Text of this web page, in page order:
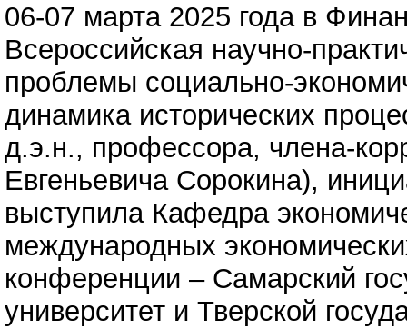
06-07 марта 2025 года в
Всероссийская научно-
проблемы социально-
динамика исторических
д.э.н., профессора, члена-
Евгеньевича Сорокина),
выступила Кафедра
международных
конференции – Самарский
университет и Тверской